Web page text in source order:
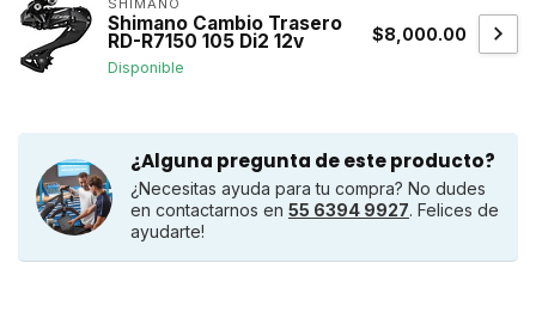
SHIMANO
Shimano Cambio Trasero
RD-R7150 105 Di2 12v
Disponible
$8,000.00
¿Alguna pregunta de este producto?
¿Necesitas ayuda para tu compra? No dudes
en contactarnos en 55 6394 9927. Felices de
ayudarte!